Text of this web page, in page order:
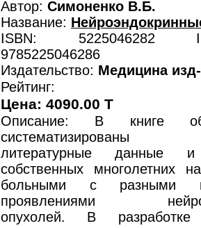
Автор: Симоненко В.Б.
Название:
ISBN: 5225046282
9785225046286
Издательство: Медицина
Рейтинг:
Цена: 4090.00 T
Описание: В книге
систематизированы
литературные данные и
собственных многолетних
больными с разными
проявлениями
опухолей. В разработке